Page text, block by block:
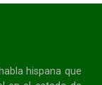
hispana que